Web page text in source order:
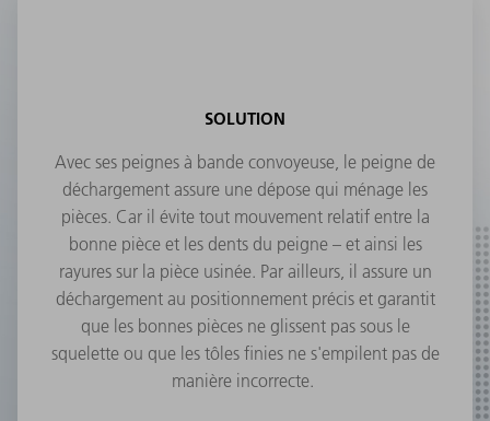
SOLUTION
Avec ses peignes à bande convoyeuse, le peigne de
déchargement assure une dépose qui ménage les
pièces. Car il évite tout mouvement relatif entre la
bonne pièce et les dents du peigne – et ainsi les
rayures sur la pièce usinée. Par ailleurs, il assure un
déchargement au positionnement précis et garantit
que les bonnes pièces ne glissent pas sous le
squelette ou que les tôles finies ne s'empilent pas de
manière incorrecte.